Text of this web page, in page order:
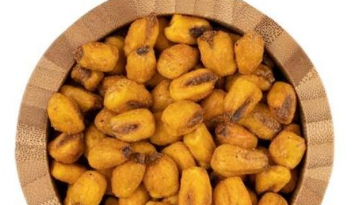
Menü Aç